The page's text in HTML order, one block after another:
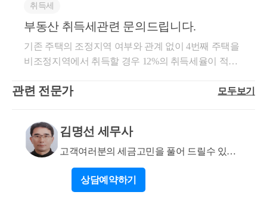
실무상 문제는 생기지 않을 것으로 보여집니다. 3. 감
정가액이 시가와 너무 동떨어진 금액이거나 기준시가
보다 낮다면 해당 양도가격은 세무서에서 부인할 수
있습니다. 부인할 경우, 세무서는 매매사례가액(양도
일 전후 3개월 이내 유사자산의 매매가액)을 기준으로
유사사례 첨부합니다. 유사 사례 (판례, 심판례, 심사
조 제1항의 규정에 의한 양도자산이 실지거래가액 과
세대상인 경우 양도가액은 양도자와 양수자간에 실제
로 거래한 가액(이하 ‘실지거래가액’이라 한다)에 의하
도록 규정하고 있으며 여기서 ‘실지거래가액’이라 함
은 거래당시 양도자가 당해 자산을 양도함에 있어서
에 의하면 상속받은 주택이나 조합원입주권, 주택분양
권은 상속개시일로부터 5년간 중과대상 주택수 산정
시 주택수에서 제외되므로 상속받은 때로부터 5년간
은 중과대상 주택수에서 제외될 것으로 판단됩니다.
7년까지는 다른주택 보유시 1세대1주택자로 취급되므
으로 판단됩니다.
취득세
부동산 취득세관련 문의드립니다.
기존 주택의 조정지역 여부와 관계 없이 4번째 주택을
비조정지역에서 취득할 경우 12%의 취득세율이 적용
는 제외가 됩니다. 따라서 보유하고 계신 주택 중 공시
가 되는 것입니다. 공시가격 1억 이하 주택수가 제외될
경우, 비조정지역에서 2번째 주택을 취득한다면 1%~
3%, 비조정지역에서 3번째 주택을 취득한다면 8%의
취득세율이 적용됩니다. 또한, 현재 취득하시려는 주
택의 공시가격이 1억 이하라면 주택수와 관계없이 취
득세는 중과되지 않고 1%가 적용됩니다. 도움이 되셨
관련 전문가 모두보기
김명선 세무사
고객여러분의 세금고민을 풀어 드릴수 있는
지식과 경험유
상담예약하기